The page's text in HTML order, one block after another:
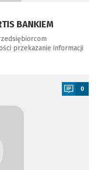
BANKIEM
przekazanie informacji
0